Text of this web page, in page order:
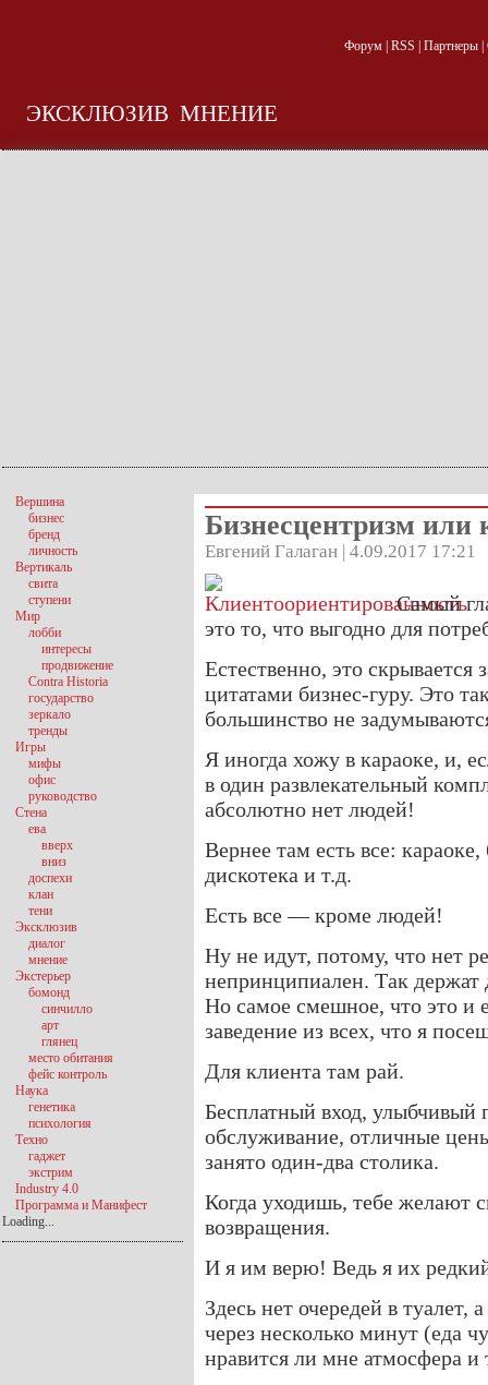
Форум| RSS Партнеры|
ЭКСКЛЮЗИВ МНЕНИЕ
Бизнесцентризм или
Евгений Галаган | 4.09.2017 17:21
Самый
это то, что выгодно для
Естественно, это
цитатами бизнес-гуру. Это
большинство не
Я иногда хожу в караоке, и,
в один развлекательный
абсолютно нет людей!
Вернее там есть все:
дискотека и т.д.
Есть все — кроме людей!
Ну не идут, потому, что нет
непринципиален. Так держат
Но самое смешное, что это и
заведение из всех, что я
Для клиента там рай.
Бесплатный вход, улыбчивый
обслуживание, отличные
занято один-два столика.
Когда уходишь, тебе желают
возвращения.
И я им верю! Ведь я их
Здесь нет очередей в туалет,
через несколько минут (еда
нравится ли мне атмосфера и
Вершина
бизнес
бренд
личность
Вертикаль
свита
ступени
Мир
лобби
интересы
продвижение
Contra Historia
государство
зеркало
тренды
Игры
мифы
офис
руководство
Стена
ева
вверх
вниз
доспехи
клан
тени
Эксклюзив
диалог
мнение
Экстерьер
бомонд
синчилло
арт
глянец
место обитания
фейс контроль
Наука
генетика
психология
Техно
гаджет
экстрим
Industry 4.0
Программа и Манифест
Loading...